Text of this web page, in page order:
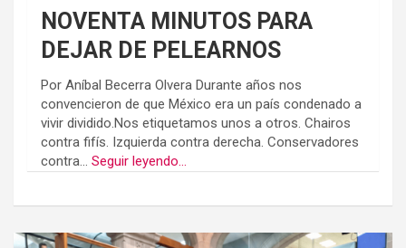
NOVENTA MINUTOS PARA
DEJAR DE PELEARNOS
Por Aníbal Becerra Olvera Durante años nos
convencieron de que México era un país condenado a
vivir dividido.Nos etiquetamos unos a otros. Chairos
contra fifís. Izquierda contra derecha. Conservadores
contra... Seguir leyendo...